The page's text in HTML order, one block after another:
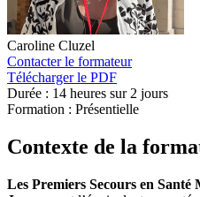
Caroline Cluzel
Contacter le formateur
Télécharger le PDF
Durée : 14 heures sur 2 jours
Formation : Présentielle
Contexte de la
Les Premiers Secours en Santé